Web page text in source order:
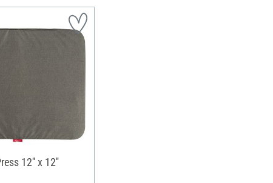
12'' x 12''